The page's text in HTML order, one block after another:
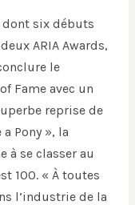
dont six débuts
ARIA Awards,
le
Fame avec un
reprise de
Pony », la
à se classer au
100. « À toutes
l’industrie de la